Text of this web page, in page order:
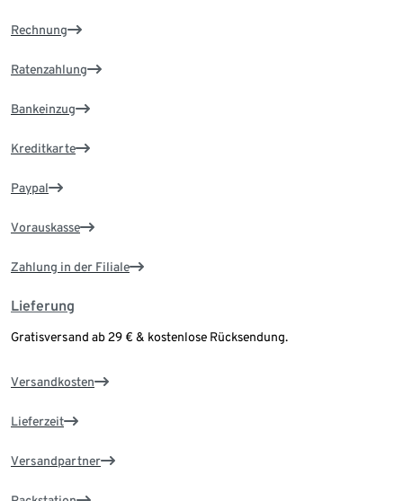
Rechnung
Ratenzahlung
Bankeinzug
Kreditkarte
Paypal
Vorauskasse
Zahlung in der Filiale
Lieferung
Gratisversand ab 29 € & kostenlose Rücksendung.
Versandkosten
Lieferzeit
Versandpartner